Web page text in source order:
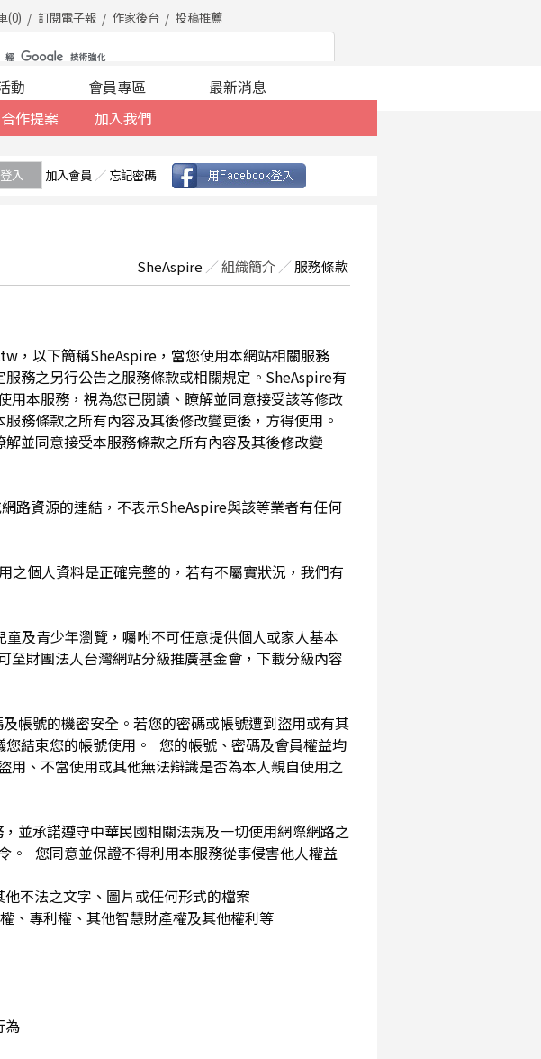
(0) 訂閱電子報 作家後台 投稿推薦
合作提案 加入我們
動 會員專區 最新消息
登入 加入會員 ／ 忘記密碼
SheAspire ／組織簡介 ／ 服務條款
，以下簡稱SheAspire，當您使用本網站相關服務
務之另行公告之服務條款或相關規定。SheAspire有
用本服務，視為您已閱讀、瞭解並同意接受該等修改
務條款之所有內容及其後修改變更後，方得使用。
並同意接受本服務條款之所有內容及其後修改變
路資源的連結，不表示SheAspire與該等業者有任何
個人資料是正確完整的，若有不屬實狀況，我們有
及青少年瀏覽，囑咐不可任意提供個人或家人基本
財團法人台灣網站分級推廣基金會，下載分級內容
帳號的機密安全。若您的密碼或帳號遭到盜用或有其
結束您的帳號使用。 您的帳號、密碼及會員權益均
用、不當使用或其他無法辯識是否為本人親自使用之
並承諾遵守中華民國相關法規及一切使用網際網路之
。 您同意並保證不得利用本服務從事侵害他人權益
不法之文字、圖片或任何形式的檔案
、專利權、其他智慧財產權及其他權利等
為